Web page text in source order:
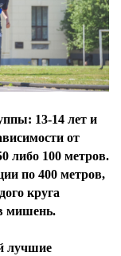
13-14 лет и
от
либо 100 метров.
по 400 метров,
круга
мишень.
лучшие